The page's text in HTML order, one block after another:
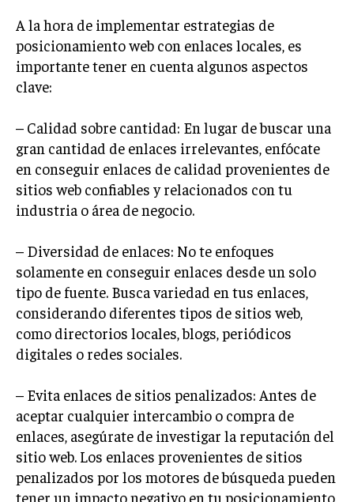
GESTIÓN DE CRISIS EMPRESARIALES
EMPRESAS Y STARTUPS TECNOLÓGICAS
MÁS
PROYECTOS
GESTIÓN DE PROYECTOS
GESTIÓN DE OPERACIONES Y CADENA DE
SUMINISTRO
CALIDAD Y MEJORA CONTINUA
TALENTOS
RECURSOS HUMANOS Y GESTIÓN DEL
TALENTO
COMPENSACIÓN Y BENEFICIOS
RECLUTAMIENTO Y SELECCIÓN
DESARROLLO DE PERSONAL
GESTIÓN DEL DESEMPEÑO
CULTURA Y CLIMA ORGANIZACIONAL
A la hora de implementar estrategias de
posicionamiento web con enlaces locales, es
importante tener en cuenta algunos aspectos
clave:
– Calidad sobre cantidad: En lugar de buscar una
gran cantidad de enlaces irrelevantes, enfócate
en conseguir enlaces de calidad provenientes de
sitios web confiables y relacionados con tu
industria o área de negocio.
– Diversidad de enlaces: No te enfoques
solamente en conseguir enlaces desde un solo
tipo de fuente. Busca variedad en tus enlaces,
considerando diferentes tipos de sitios web,
como directorios locales, blogs, periódicos
digitales o redes sociales.
– Evita enlaces de sitios penalizados: Antes de
aceptar cualquier intercambio o compra de
enlaces, asegúrate de investigar la reputación del
sitio web. Los enlaces provenientes de sitios
penalizados por los motores de búsqueda pueden
tener un impacto negativo en tu posicionamiento